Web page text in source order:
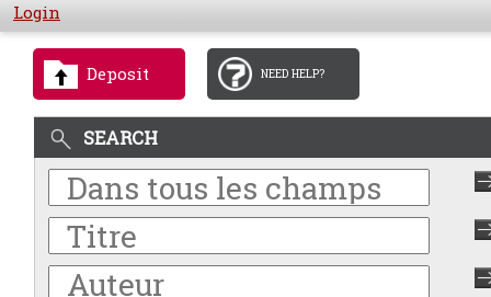
Login
Deposit NEED HELP?
SEARCH